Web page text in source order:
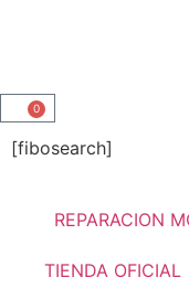
0
[fibosearch]
REPARACION
TIENDA OFICIAL